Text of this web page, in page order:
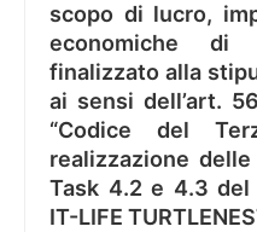
scopo di lucro,
economiche di
finalizzato alla
ai sensi dell’art.
“Codice del
realizzazione
Task 4.2 e 4.3 del
IT-LIFE